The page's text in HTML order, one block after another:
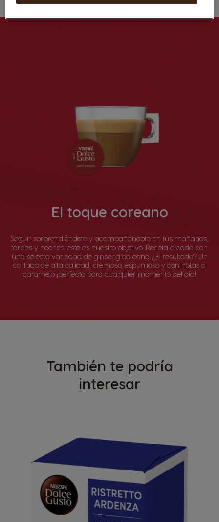
El toque coreano
Seguir sorprendiéndote y acompañándote en tus mañanas,
tardes y noches: este es nuestro objetivo. Receta creada con
una selecta variedad de ginseng coreano. ¿El resultado? Un
cortado de alta calidad, cremoso, espumoso y con notas a
caramelo ¡perfecto para cualquier momento del día!
También te podría
interesar